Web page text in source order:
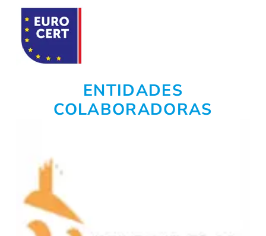
ENTIDADES
COLABORADORAS